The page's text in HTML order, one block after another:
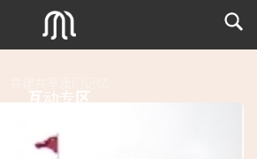
互动专区